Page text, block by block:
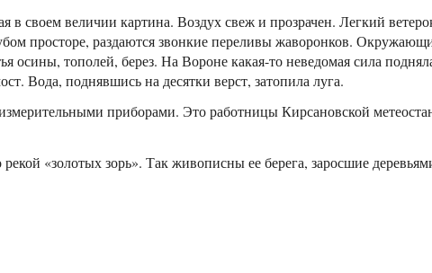
в своем величии картина. Воздух свеж и прозрачен. Легкий
просторе, раздаются звонкие переливы жаворонков.
осины, тополей, берез. На Вороне какая-то неведомая сила
Вода, поднявшись на десятки верст, затопила луга.
приборами. Это работницы Кирсановской
«золотых зорь». Так живописны ее берега, заросшие